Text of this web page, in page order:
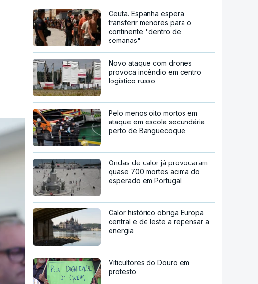
Ceuta. Espanha espera
transferir menores para o
continente "dentro de
semanas"
Novo ataque com drones
provoca incêndio em centro
logístico russo
Pelo menos oito mortos em
ataque em escola secundária
perto de Banguecoque
Ondas de calor já provocaram
quase 700 mortes acima do
esperado em Portugal
Calor histórico obriga Europa
central e de leste a repensar a
energia
Viticultores do Douro em
protesto